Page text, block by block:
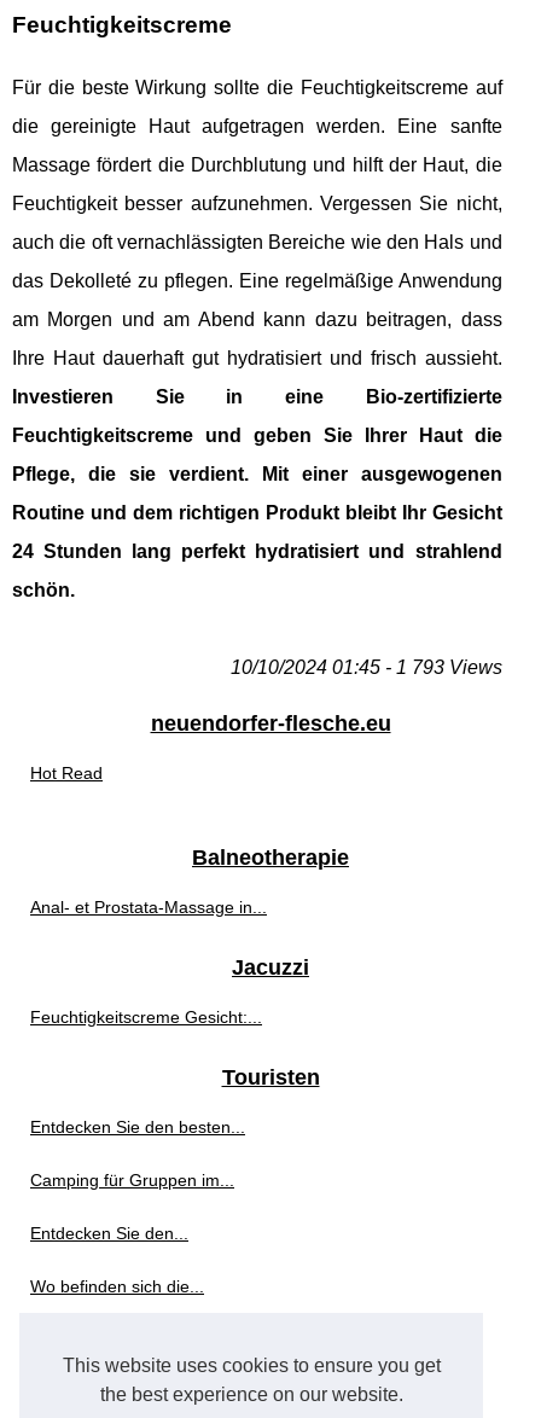
This website uses cookies to ensure you get
the best experience on our website.
Feuchtigkeitscreme
Für die beste Wirkung sollte die Feuchtigkeitscreme auf
die gereinigte Haut aufgetragen werden. Eine sanfte
Massage fördert die Durchblutung und hilft der Haut, die
Feuchtigkeit besser aufzunehmen. Vergessen Sie nicht,
auch die oft vernachlässigten Bereiche wie den Hals und
das Dekolleté zu pflegen. Eine regelmäßige Anwendung
am Morgen und am Abend kann dazu beitragen, dass
Ihre Haut dauerhaft gut hydratisiert und frisch aussieht.
Investieren Sie in eine Bio-zertifizierte
Feuchtigkeitscreme und geben Sie Ihrer Haut die
Pflege, die sie verdient. Mit einer ausgewogenen
Routine und dem richtigen Produkt bleibt Ihr Gesicht
24 Stunden lang perfekt hydratisiert und strahlend
schön.
10/10/2024 01:45 - 1 793 Views
neuendorfer-flesche.eu
Hot Read
Balneotherapie
Anal- et Prostata-Massage in...
Jacuzzi
Feuchtigkeitscreme Gesicht:...
Touristen
Entdecken Sie den besten...
Camping für Gruppen im...
Entdecken Sie den...
Wo befinden sich die...
Welche Campingplätze in...